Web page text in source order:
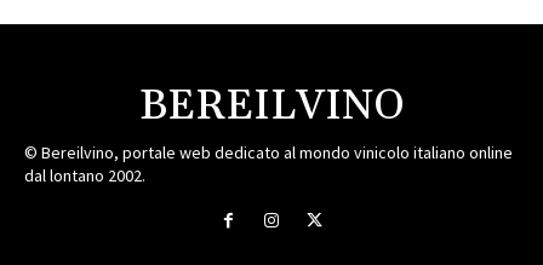
BEREILVINO
© Bereilvino, portale web dedicato al mondo vinicolo italiano online
dal lontano 2002.